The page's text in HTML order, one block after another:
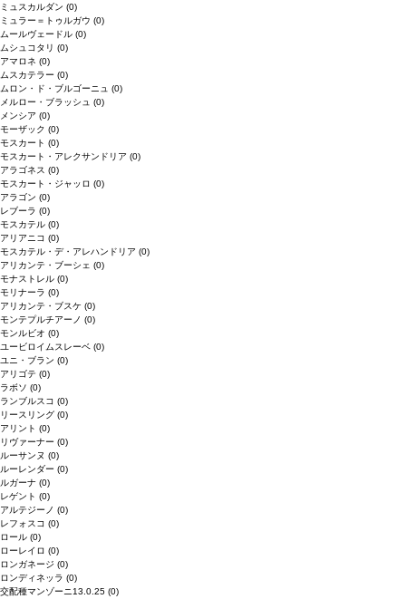
ミュスカルダン (0)
ミュラー＝トゥルガウ (0)
ムールヴェードル (0)
ムシュコタリ (0)
アマロネ (0)
ムスカテラー (0)
ムロン・ド・ブルゴーニュ (0)
メルロー・ブラッシュ (0)
メンシア (0)
モーザック (0)
モスカート (0)
モスカート・アレクサンドリア (0)
アラゴネス (0)
モスカート・ジャッロ (0)
アラゴン (0)
レブーラ (0)
モスカテル (0)
アリアニコ (0)
モスカテル・デ・アレハンドリア (0)
アリカンテ・ブーシェ (0)
モナストレル (0)
モリナーラ (0)
アリカンテ・ブスケ (0)
モンテプルチアーノ (0)
モンルビオ (0)
ユービロイムスレーベ (0)
ユニ・ブラン (0)
アリゴテ (0)
ラボソ (0)
ランブルスコ (0)
リースリング (0)
アリント (0)
リヴァーナー (0)
ルーサンヌ (0)
ルーレンダー (0)
ルガーナ (0)
レゲント (0)
アルテジーノ (0)
レフォスコ (0)
ロール (0)
ローレイロ (0)
ロンガネージ (0)
ロンディネッラ (0)
交配種マンゾーニ13.0.25 (0)